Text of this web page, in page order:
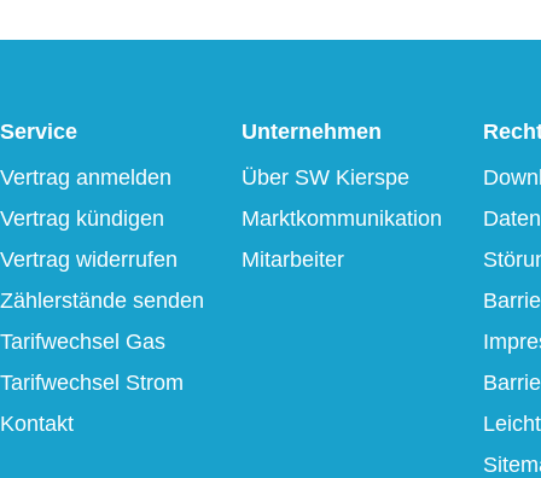
Service
Vertrag anmelden
Vertrag kündigen
Vertrag widerrufen
Zählerstände senden
Tarifwechsel Gas
Tarifwechsel Strom
Kontakt
Unternehmen
Über SW Kierspe
Marktkommunikation
Mitarbeiter